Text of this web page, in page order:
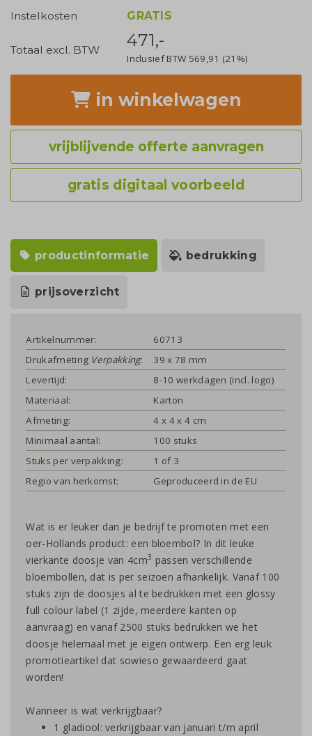
Instelkosten
GRATIS
Totaal excl. BTW 471,-
Inclusief BTW 569,91 (21%)
in winkelwagen
vrijblijvende offerte aanvragen
gratis digitaal voorbeeld
productinformatie bedrukking
prijsoverzicht
Artikelnummer:
60713
Drukafmeting Verpakking:
39 x 78 mm
Levertijd:
8-10 werkdagen (incl. logo)
Materiaal:
Karton
Afmeting:
4 x 4 x 4 cm
Minimaal aantal:
100 stuks
Stuks per verpakking:
1 of 3
Regio van herkomst:
Geproduceerd in de EU
Wat is er leuker dan je bedrijf te promoten met een
oer-Hollands product: een bloembol? In dit leuke
vierkante doosje van 4cm3 passen verschillende
bloembollen, dat is per seizoen afhankelijk. Vanaf 100
stuks zijn de doosjes al te bedrukken met een glossy
full colour label (1 zijde, meerdere kanten op
aanvraag) en vanaf 2500 stuks bedrukken we het
doosje helemaal met je eigen ontwerp. Een erg leuk
promotieartikel dat sowieso gewaardeerd gaat
worden!
Wanneer is wat verkrijgbaar?
1 gladiool: verkrijgbaar van januari t/m april